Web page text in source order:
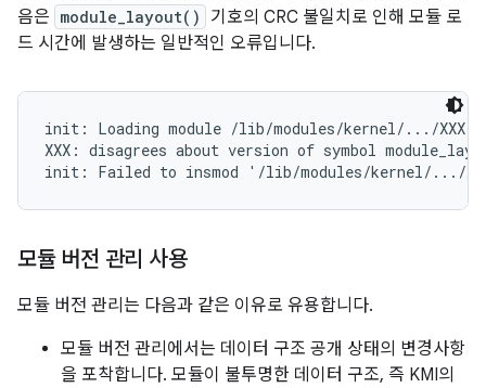
음은 module_layout()
기호의 CRC 불일치로 인해 모듈 로
드 시간에 발생하는 일반적인 오류입니다.
init: Loading module /lib/modules/kernel/.../
XXX: disagrees about version of symbol
모듈 버전 관리 사용
모듈 버전 관리는 다음과 같은 이유로 유용합니다.
모듈 버전 관리에서는 데이터 구조 공개 상태의 변경사항
을 포착합니다. 모듈이 불투명한 데이터 구조, 즉 KMI의